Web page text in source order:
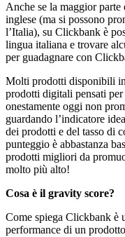
Anche se la maggior
inglese (ma si possono
l’Italia), su Clickbank è
lingua italiana e trovare
per guadagnare con
Molti prodotti disponibili
prodotti digitali pensati
onestamente oggi non
guardando l’indicatore
dei prodotti e del tasso di
punteggio è abbastanza
prodotti migliori da
molto più alto!
Cosa è il gravity score?
Come spiega Clickbank è
performance di un